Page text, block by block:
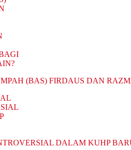
(BAS) FIRDAUS DAN
DALAM KUHP